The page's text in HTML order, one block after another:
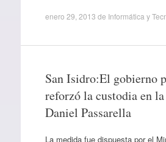
enero 29, 2013 de Informática y
San Isidro:El gobierno
reforzó la custodia en la
Daniel Passarella
La medida fue dispuesta por el